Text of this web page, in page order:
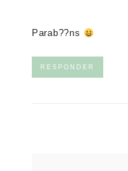
Parab??ns
RESPONDER